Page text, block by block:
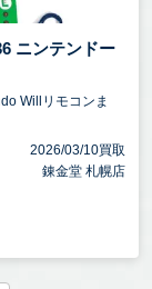
ニンテンドー
Willリモコンま
2026/03/10買取
錬金堂 札幌店